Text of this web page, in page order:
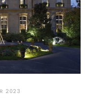
2023